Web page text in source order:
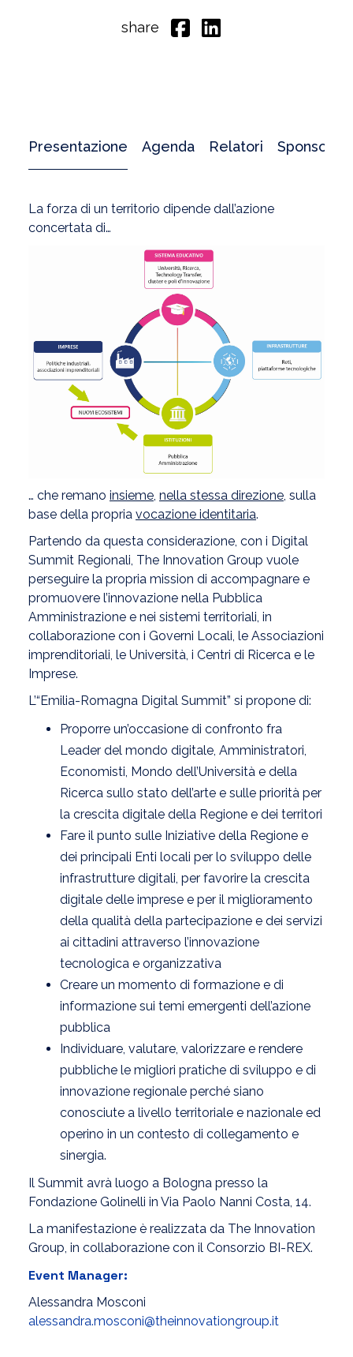
share
Presentazione Agenda Relatori Sponsor
La forza di un territorio dipende dall’azione
concertata di…
… che remano insieme nella stessa direzione , sulla
base della propria vocazione identitaria.
Partendo da questa considerazione, con i Digital
Summit Regionali, The Innovation Group vuole
perseguire la propria mission di accompagnare e
promuovere l’innovazione nella Pubblica
Amministrazione e nei sistemi territoriali, in
collaborazione con i Governi Locali, le Associazioni
imprenditoriali, le Università, i Centri di Ricerca e le
Imprese.
L’“Emilia-Romagna Digital Summit” si propone di:
Proporre un’occasione di confronto fra
Leader del mondo digitale, Amministratori,
Economisti, Mondo dell’Università e della
Ricerca sullo stato dell’arte e sulle priorità per
la crescita digitale della Regione e dei territori
Fare il punto sulle Iniziative della Regione e
dei principali Enti locali per lo sviluppo delle
infrastrutture digitali, per favorire la crescita
digitale delle imprese e per il miglioramento
della qualità della partecipazione e dei servizi
ai cittadini attraverso l’innovazione
tecnologica e organizzativa
Creare un momento di formazione e di
informazione sui temi emergenti dell’azione
pubblica
Individuare, valutare, valorizzare e rendere
pubbliche le migliori pratiche di sviluppo e di
innovazione regionale perché siano
conosciute a livello territoriale e nazionale ed
operino in un contesto di collegamento e
sinergia.
Il Summit avrà luogo a Bologna presso la
Fondazione Golinelli in Via Paolo Nanni Costa, 14.
La manifestazione è realizzata da The Innovation
Group, in collaborazione con il Consorzio BI-REX.
Event Manager:
Alessandra Mosconi
alessandra.mosconi@theinnovationgroup.it